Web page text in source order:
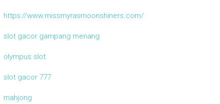
https://www.missmyrasmoonshiners.com/
slot gacor gampang menang
olympus slot
slot gacor 777
mahjong